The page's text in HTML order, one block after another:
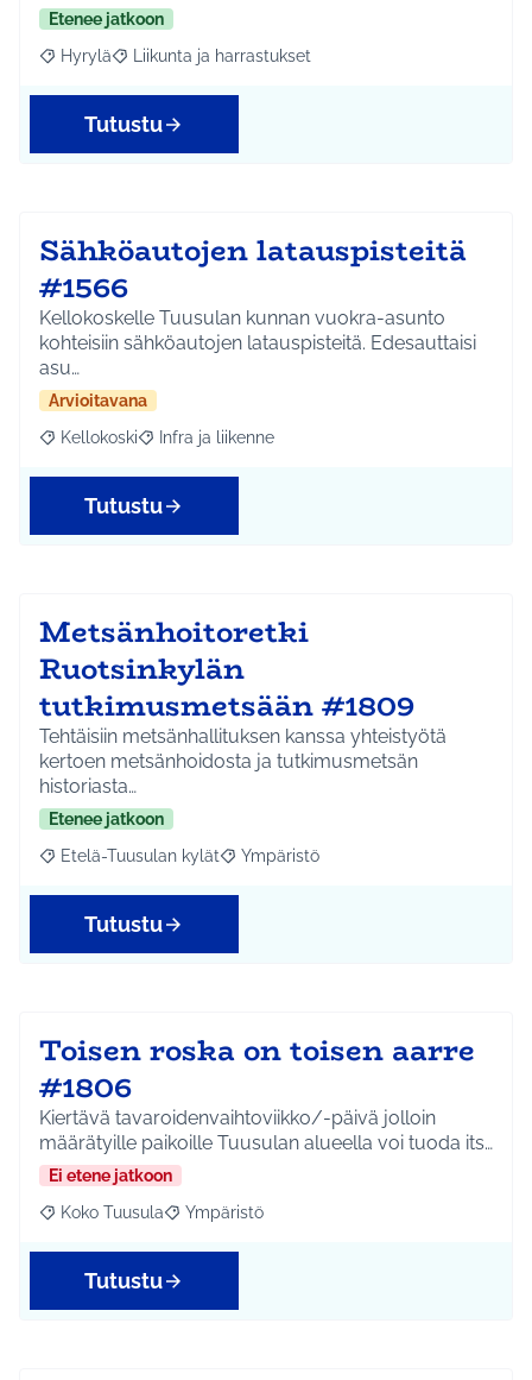
Etenee jatkoon
Rajaa tulokset aihepiirin mukaan: Hyrylä
Hyrylä Rajaa tulokset teeman mukaan: Liikunta ja
Liikunta ja harrastukset
Tutustu
Sähköautojen latauspisteitä
#1566
Kellokoskelle Tuusulan kunnan vuokra-asunto
kohteisiin sähköautojen latauspisteitä. Edesauttaisi
asu…
Arvioitavana
Rajaa tulokset aihepiirin mukaan: Kellokoski
Kellokoski Rajaa tulokset teeman mukaan: Infra ja liikenne
Infra ja liikenne
Tutustu
Metsänhoitoretki
Ruotsinkylän
tutkimusmetsään #1809
Tehtäisiin metsänhallituksen kanssa yhteistyötä
kertoen metsänhoidosta ja tutkimusmetsän
historiasta…
Etenee jatkoon
Rajaa tulokset aihepiirin mukaan: Etelä-Tuusulan kylät
Etelä-Tuusulan kylät Rajaa tulokset teeman mukaan:
Ympäristö
Tutustu
Toisen roska on toisen aarre
#1806
Kiertävä tavaroidenvaihtoviikko/-päivä jolloin
määrätyille paikoille Tuusulan alueella voi tuoda its…
Ei etene jatkoon
Rajaa tulokset aihepiirin mukaan: Koko Tuusula
Koko Tuusula Rajaa tulokset teeman mukaan: Ympäristö
Ympäristö
Tutustu